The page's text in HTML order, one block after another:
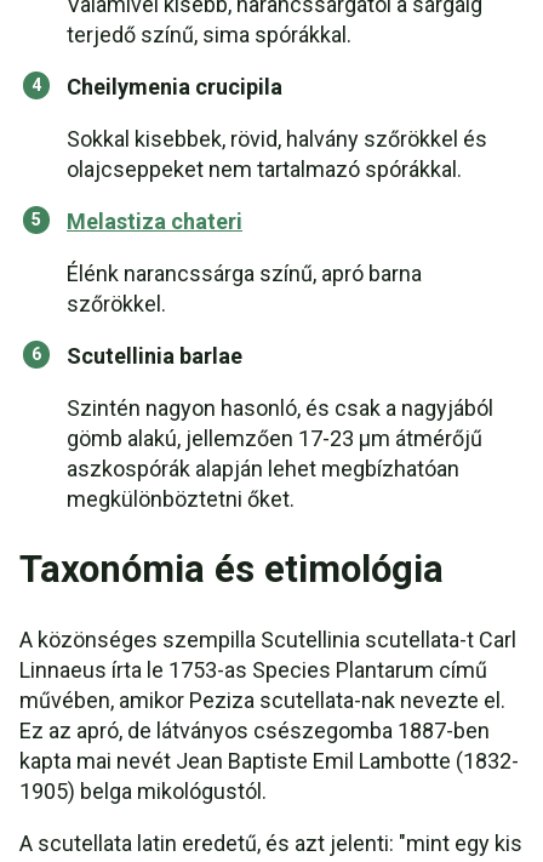
terjedő színű, sima spórákkal.
Cheilymenia crucipila
Sokkal kisebbek, rövid, halvány szőrökkel és
olajcseppeket nem tartalmazó spórákkal.
Melastiza chateri
Élénk narancssárga színű, apró barna
szőrökkel.
Scutellinia barlae
Szintén nagyon hasonló, és csak a nagyjából
gömb alakú, jellemzően 17-23 µm átmérőjű
aszkospórák alapján lehet megbízhatóan
megkülönböztetni őket.
Taxonómia és etimológia
A közönséges szempilla Scutellinia scutellata-t Carl
Linnaeus írta le 1753-as Species Plantarum című
művében, amikor Peziza scutellata-nak nevezte el.
Ez az apró, de látványos csészegomba 1887-ben
kapta mai nevét Jean Baptiste Emil Lambotte (1832-
1905) belga mikológustól.
A scutellata latin eredetű, és azt jelenti: "mint egy kis